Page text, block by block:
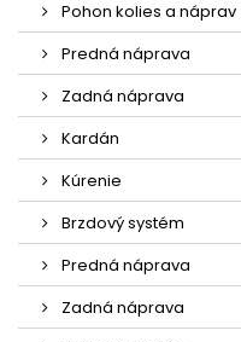
Pohon kolies a náprav
Predná náprava
Zadná náprava
Kardán
Kúrenie
Brzdový systém
Predná náprava
Zadná náprava